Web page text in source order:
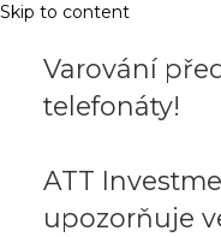
Skip to content
Varování
telefonáty!
ATT
upozorňuje